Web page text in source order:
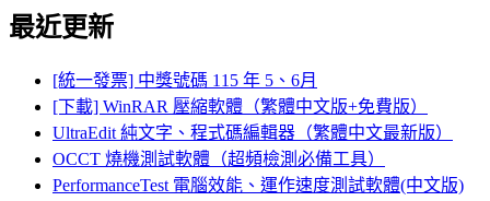
最近更新
[統一發票] 中獎號碼 115 年 5、6月
[下載] WinRAR 壓縮軟體（繁體中文版+免費版）
UltraEdit 純文字、程式碼編輯器（繁體中文最新版）
OCCT 燒機測試軟體（超頻檢測必備工具）
PerformanceTest 電腦效能、運作速度測試軟體(中文版)